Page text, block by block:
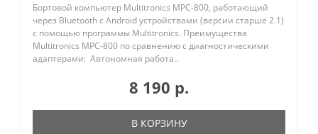
Бортовой компьютер Multitronics MPC-800, работающий
через Bluetooth с Android устройствами (версии старше 2.1)
с помощью программы Multitronics. Преимущества
Multitronics MPC-800 по сравнению с диагностическими
адаптерами: Автономная работа..
8 190 р.
В КОРЗИНУ